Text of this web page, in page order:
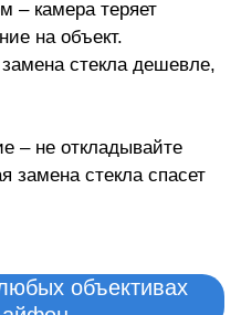
– камера теряет
на объект.
стекла дешевле,
– не откладывайте
замена стекла спасет
объективах